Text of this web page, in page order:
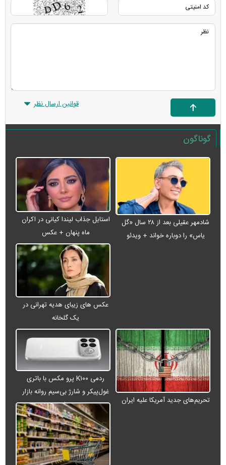
قوانین ارسال نظر
گوناگون
شادمهر عقیلی بعد از ۲۸ سال «گل
یاس» را دوباره خواند + ویدئو
استایل جذاب لیندا کیانی در اکران
ماه پنهان + عکس
عکس های زیبای هدیه تهرانی در
یک گلخانه
تحریم‌های جدید آمریکا علیه ایران
ردمی K۱۰۰ پرو مکس با باتری
غول‌پیکر و شارژ بی‌سیم روانه بازار
می‌شود